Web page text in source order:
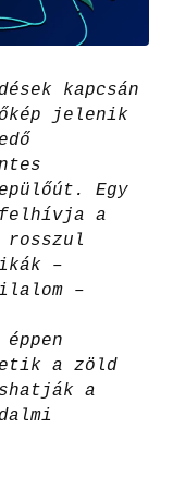
kapcsán
jelenik
Egy
felhívja a
–
–
éppen
a zöld
a